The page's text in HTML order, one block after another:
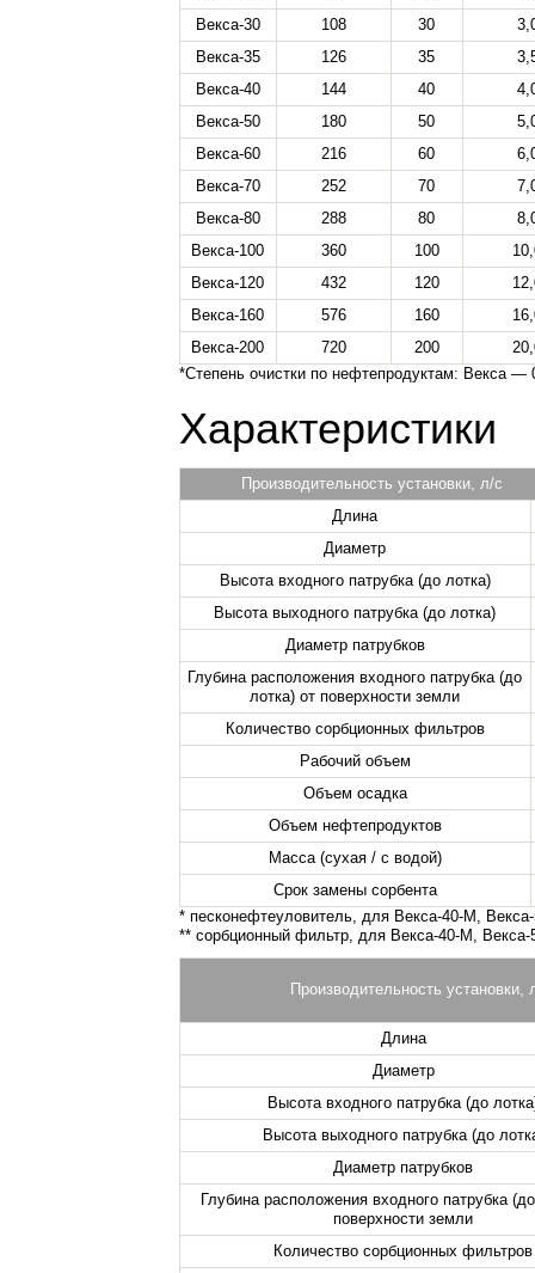
Векса-30
108 30
Векса-35
126 35
Векса-40
144 40
Векса-50
180 50
Векса-60
216 60
Векса-70
252 70
Векса-80
288 80
Векса-100
360 100
Векса-120
432 120
Векса-160
576 160
Векса-200
720 200
*Степень очистки по нефтепродуктам: Векса
Характеристики
Производительность установки, л/с
Длина
Диаметр
Высота входного патрубка (до лотка)
Высота выходного патрубка (до лотка)
Диаметр патрубков
Глубина расположения входного патрубка (до
лотка) от поверхности земли
Количество сорбционных фильтров
Рабочий объем
Объем осадка
Объем нефтепродуктов
Масса (сухая / с водой)
Срок замены сорбента
* песконефтеуловитель, для Векса-40-М,
** сорбционный фильтр, для Векса-40-М,
Производительность установки,
Длина
Диаметр
Высота входного патрубка (до
Высота выходного патрубка (до
Диаметр патрубков
Глубина расположения входного патрубка
поверхности земли
Количество сорбционных фильтров